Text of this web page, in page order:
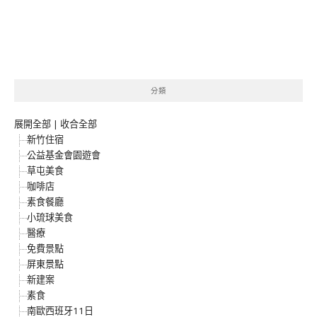
分類
展開全部 | 收合全部
新竹住宿
公益基金會園遊會
草屯美食
咖啡店
素食餐廳
小琉球美食
醫療
免費景點
屏東景點
新建案
素食
南歐西班牙11日